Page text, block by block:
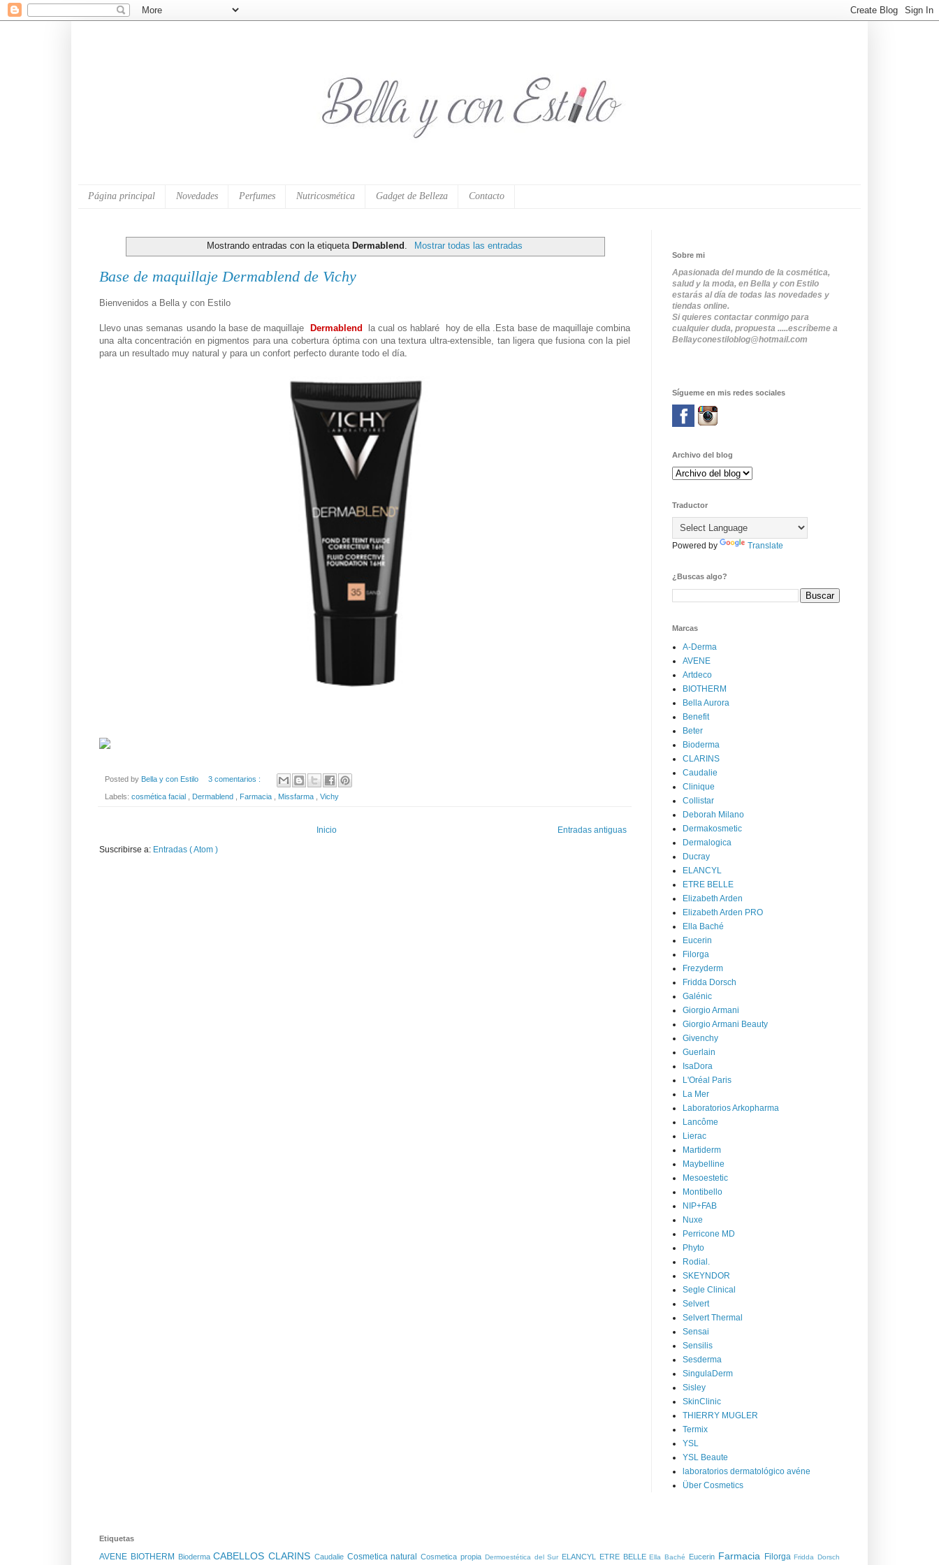
Página principal Novedades Perfumes Nutricosmética Gadget de Belleza Contacto
Mostrando entradas con la etiquetaDermablend Mostrar todas las entradas
Base de maquillaje Dermablend de Vichy
Bienvenidos a Bella y con Estilo
Llevo unas semanas usando la base de maquillaje Dermablend
la cual os hablaré hoy de ella .Esta base de maquillaje combina
una alta concentración en pigmentos para una cobertura óptima con una textura ultra-extensible, tan ligera que fusiona con la piel
para un resultado muy natural y para un confort perfecto durante todo el día.
Posted by Bella y con Estilo 3 comentarios :
Labels: cosmética facial Dermablend Farmacia Missfarma Vichy
Entradas antiguas
Inicio
Suscribirse a: Entradas ( Atom )
Sobre mi
Apasionada del mundo de la cosmética,
salud y la moda, en Bella y con Estilo
estarás al día de todas las novedades y
tiendas online.
Si quieres contactar conmigo para
cualquier duda, propuesta .....escríbeme a
Bellayconestiloblog@hotmail.com
Sígueme en mis redes sociales
Archivo del blog
Traductor
Powered by Translate
¿Buscas algo?
Marcas
A-Derma
AVENE
Artdeco
BIOTHERM
Bella Aurora
Benefit
Beter
Bioderma
CLARINS
Caudalie
Clinique
Collistar
Deborah Milano
Dermakosmetic
Dermalogica
Ducray
ELANCYL
ETRE BELLE
Elizabeth Arden
Elizabeth Arden PRO
Ella Baché
Eucerin
Filorga
Frezyderm
Fridda Dorsch
Galénic
Giorgio Armani
Giorgio Armani Beauty
Givenchy
Guerlain
IsaDora
L'Oréal Paris
La Mer
Laboratorios Arkopharma
Lancôme
Lierac
Martiderm
Maybelline
Mesoestetic
Montibello
NIP+FAB
Nuxe
Perricone MD
Phyto
Rodial.
SKEYNDOR
Segle Clinical
Selvert
Selvert Thermal
Sensai
Sensilis
Sesderma
SingulaDerm
Sisley
SkinClinic
THIERRY MUGLER
Termix
YSL
YSL Beaute
laboratorios dermatológico avéne
Über Cosmetics
Etiquetas
AVENE BIOTHERM BiodermaCABELLOSCLARINS Caudalie Cosmetica naturalCosmetica propia Dermoestética del Sur ELANCYL ETRE BELLEElla Baché Eucerin Farmacia FilorgaFridda Dorsch